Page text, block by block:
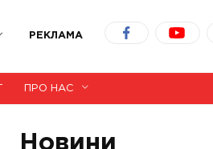
РЕКЛАМА
ПРО НАС
Новини